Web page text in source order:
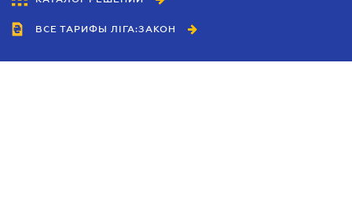
ВСЕ ТАРИФЫ ЛІГА:ЗАКОН